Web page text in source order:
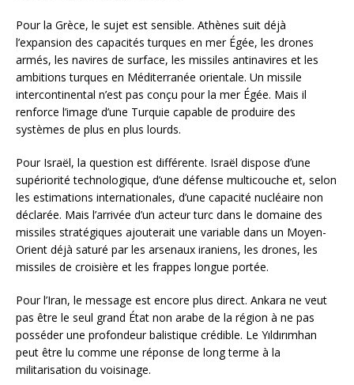
Pour la Grèce, le sujet est sensible. Athènes suit déjà
l’expansion des capacités turques en mer Égée, les drones
armés, les navires de surface, les missiles antinavires et les
ambitions turques en Méditerranée orientale. Un missile
intercontinental n’est pas conçu pour la mer Égée. Mais il
renforce l’image d’une Turquie capable de produire des
systèmes de plus en plus lourds.
Pour Israël, la question est différente. Israël dispose d’une
supériorité technologique, d’une défense multicouche et, selon
les estimations internationales, d’une capacité nucléaire non
déclarée. Mais l’arrivée d’un acteur turc dans le domaine des
missiles stratégiques ajouterait une variable dans un Moyen-
Orient déjà saturé par les arsenaux iraniens, les drones, les
missiles de croisière et les frappes longue portée.
Pour l’Iran, le message est encore plus direct. Ankara ne veut
pas être le seul grand État non arabe de la région à ne pas
posséder une profondeur balistique crédible. Le Yıldırımhan
peut être lu comme une réponse de long terme à la
militarisation du voisinage.